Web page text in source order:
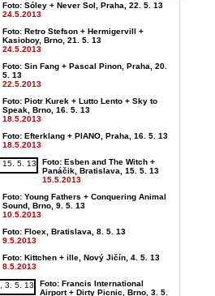
Foto: Sóley + Never Sol, Praha, 22. 5. 13
24.5.2013
Foto: Retro Stefson + Hermigervill +
Kasioboy, Brno, 21. 5. 13
24.5.2013
Foto: Sin Fang + Pascal Pinon, Praha, 20.
5. 13
22.5.2013
Foto: Piotr Kurek + Lutto Lento + Sky to
Speak, Brno, 16. 5. 13
18.5.2013
Foto: Efterklang + PIANO, Praha, 16. 5. 13
18.5.2013
Foto: Esben and The Witch +
Panáčik, Bratislava, 15. 5. 13
15.5.2013
Foto: Young Fathers + Conquering Animal
Sound, Brno, 9. 5. 13
10.5.2013
Foto: Floex, Bratislava, 8. 5. 13
9.5.2013
Foto: Kittchen + ille, Nový Jičín, 4. 5. 13
8.5.2013
Foto: Francis International
Airport + Dirty Picnic, Brno, 3. 5.